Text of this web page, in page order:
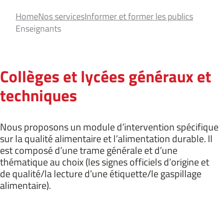
HomeNos servicesInformer et former les publics
Enseignants
Collèges et lycées généraux et
techniques
Nous proposons un module d’intervention spécifique
sur la qualité alimentaire et l’alimentation durable. Il
est composé d’une trame générale et d’une
thématique au choix (les signes officiels d’origine et
de qualité/la lecture d’une étiquette/le gaspillage
alimentaire).